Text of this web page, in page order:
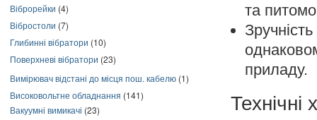
Віброрейки (4)
Вібростоли (7)
Глибинні вібратори (10)
Поверхневі вібратори (23)
Вимірювач відстані до місця пош. кабелю (1)
Високовольтне обладнання (141)
Вакуумні вимикачі (23)
та
приладу.
Технічні